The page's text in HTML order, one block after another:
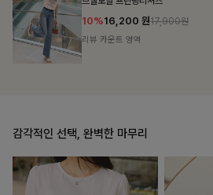
감각적인 선택, 완벽한 마무리